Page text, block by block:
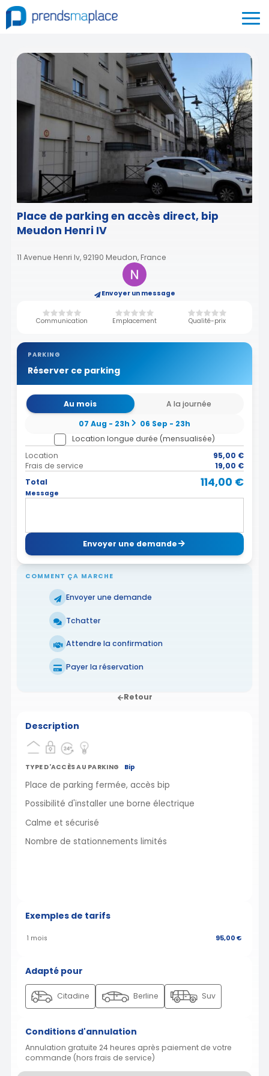
Place de parking en accès direct, bip
Meudon Henri IV
11 Avenue Henri Iv, 92190 Meudon, France
Envoyer un message
Communication Emplacement Qualité-prix
PARKING
Réserver ce parking
Au mois
A la journée
07 Aug - 23h
06 Sep - 23h
Location longue durée (mensualisée)
Location
95,00 €
Frais de service
19,00 €
Total
114,00 €
Message
Envoyer une demande
COMMENT ÇA MARCHE
Envoyer une demande
Tchatter
Attendre la confirmation
Payer la réservation
Retour
Description
TYPE D'ACCÈS AU PARKING Bip
Place de parking fermée, accès bip
Possibilité d'installer une borne électrique
Calme et sécurisé
Nombre de stationnements limités
Exemples de tarifs
1 mois 95,00 €
Adapté pour
Citadine Berline Suv
Conditions d'annulation
Annulation gratuite 24 heures après paiement de votre
commande (hors frais de service)